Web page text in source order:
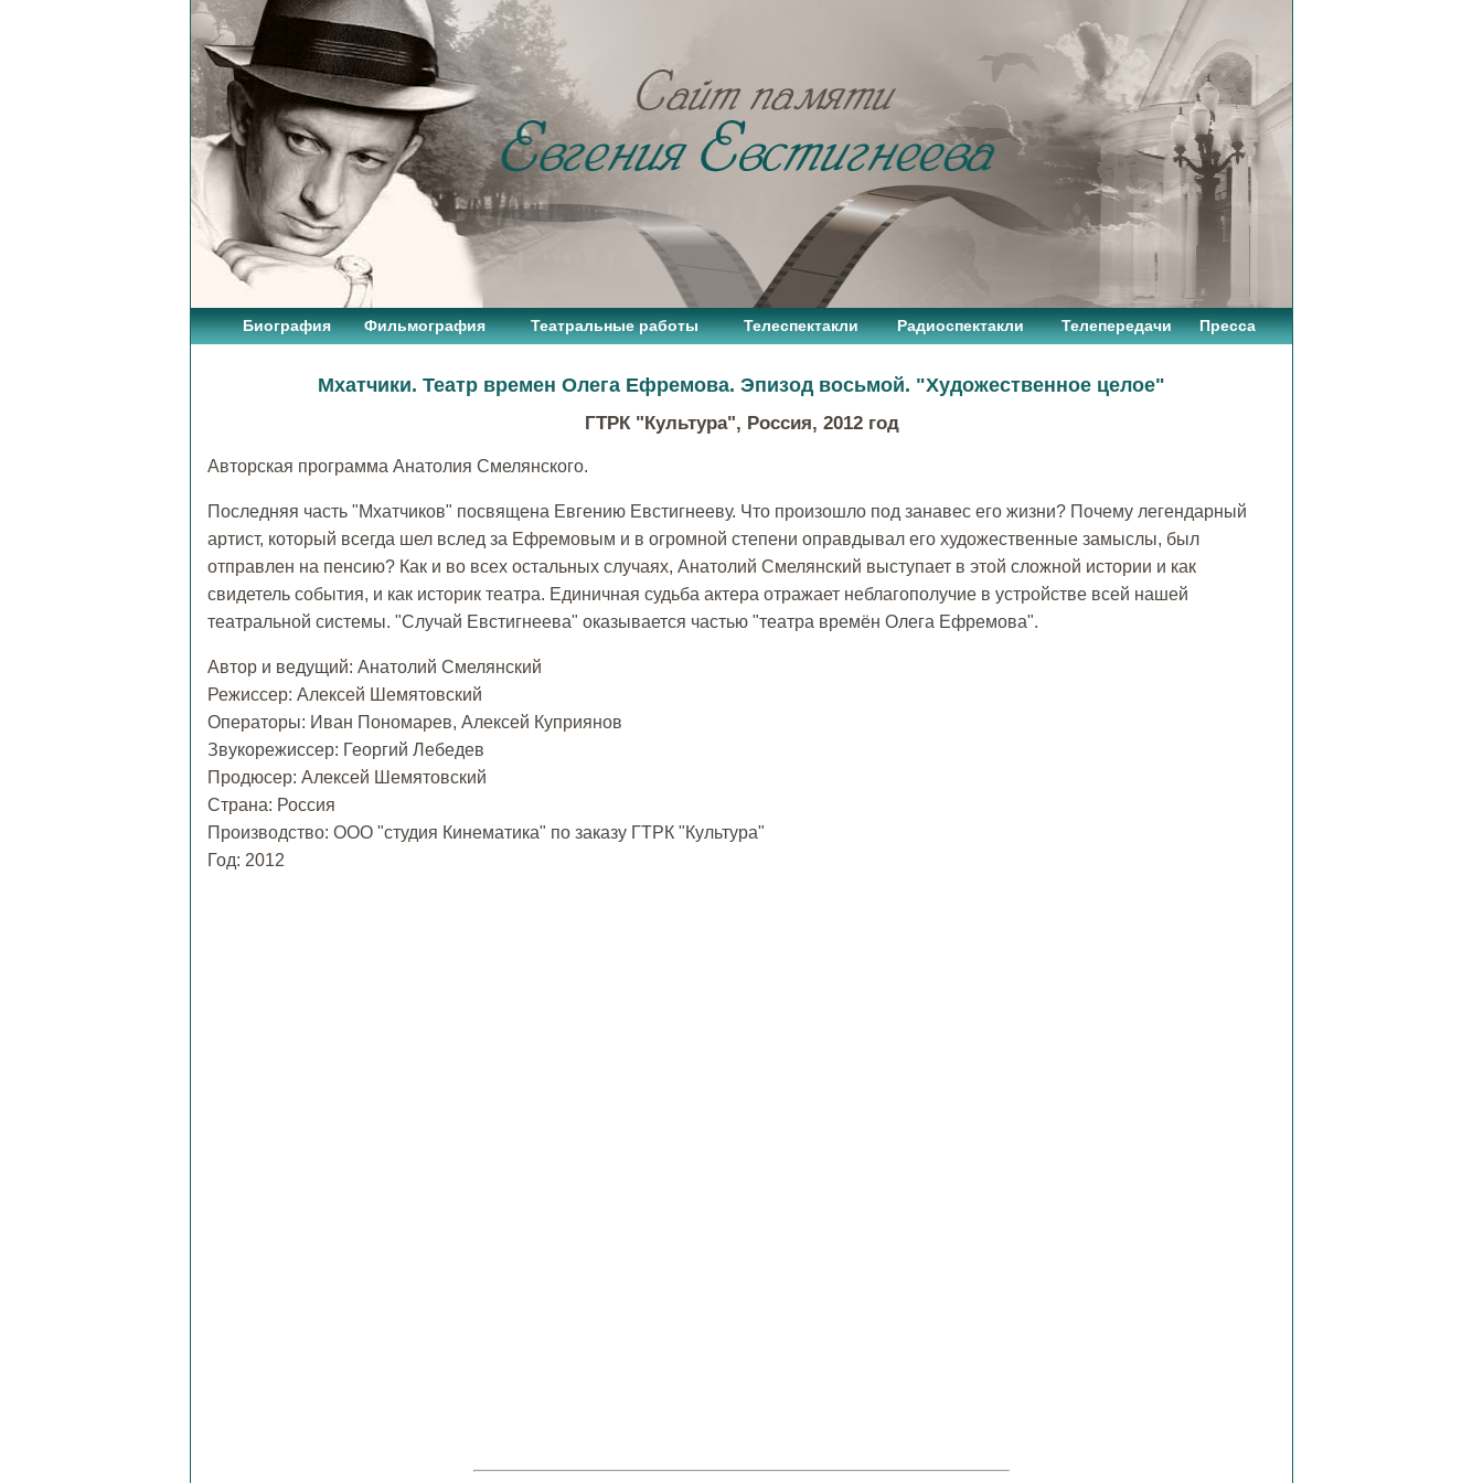
Биография Фильмография Театральные работы Телеспектакли Радиоспектакли Телепередачи Пресса
Мхатчики. Театр времен Олега Ефремова. Эпизод восьмой. "Художественное целое"
ГТРК "Культура", Россия, 2012 год
Авторская программа Анатолия Смелянского.
Последняя часть "Мхатчиков" посвящена Евгению Евстигнееву. Что произошло под занавес его жизни? Почему легендарный
артист, который всегда шел вслед за Ефремовым и в огромной степени оправдывал его художественные замыслы, был
отправлен на пенсию? Как и во всех остальных случаях, Анатолий Смелянский выступает в этой сложной истории и как
свидетель события, и как историк театра. Единичная судьба актера отражает неблагополучие в устройстве всей нашей
театральной системы. "Случай Евстигнеева" оказывается частью "театра времён Олега Ефремова".
Автор и ведущий: Анатолий Смелянский
Режиссер: Алексей Шемятовский
Операторы: Иван Пономарев, Алексей Куприянов
Звукорежиссер: Георгий Лебедев
Продюсер: Алексей Шемятовский
Страна: Россия
Производство: ООО "студия Кинематика" по заказу ГТРК "Культура"
Год: 2012